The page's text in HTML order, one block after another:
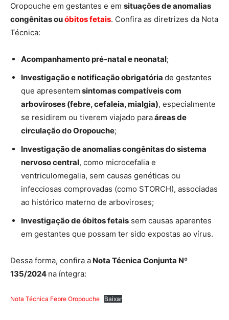
Oropouche em gestantes e em situações de anomalias
congênitas ouóbitos fetais. Confira as diretrizes da Nota
Técnica:
Acompanhamento pré-natal e neonatal;
Investigação e notificação obrigatória de gestantes
que apresentem sintomas compatíveis com
arboviroses (febre, cefaleia, mialgia), especialmente
se residirem ou tiverem viajado paraáreas de
circulação do Oropouche;
Investigação de anomalias congênitas do sistema
nervoso central, como microcefalia e
ventriculomegalia, sem causas genéticas ou
infecciosas comprovadas (como STORCH), associadas
ao histórico materno de arboviroses;
Investigação de óbitos fetais sem causas aparentes
em gestantes que possam ter sido expostas ao vírus.
Dessa forma, confira a Nota Técnica Conjunta Nº
135/2024 na íntegra:
Nota Técnica Febre Oropouche Baixar